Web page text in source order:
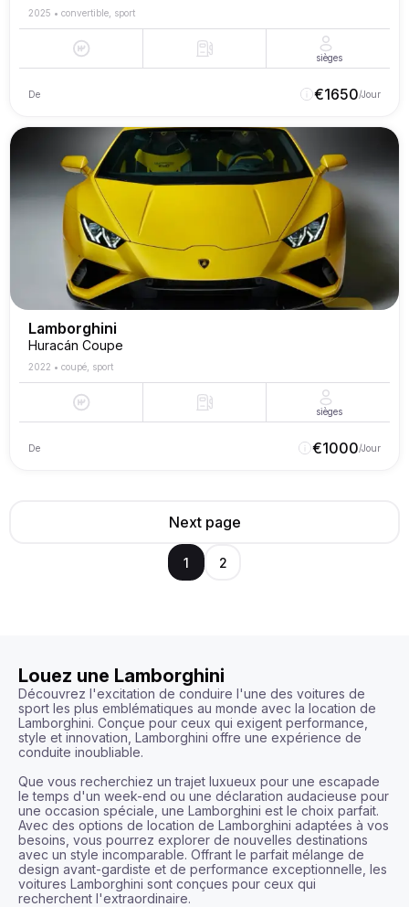
2025 • convertible, sport
sièges
De €1650/Jour
Lamborghini
Huracán Coupe
2022 • coupé, sport
sièges
De €1000/Jour
Next page
1 2
Louez une Lamborghini
Découvrez l'excitation de conduire l'une des voitures de
sport les plus emblématiques au monde avec la location de
Lamborghini. Conçue pour ceux qui exigent performance,
style et innovation, Lamborghini offre une expérience de
conduite inoubliable.
Que vous recherchiez un trajet luxueux pour une escapade
le temps d'un week-end ou une déclaration audacieuse pour
une occasion spéciale, une Lamborghini est le choix parfait.
Avec des options de location de Lamborghini adaptées à vos
besoins, vous pourrez explorer de nouvelles destinations
avec un style incomparable. Offrant le parfait mélange de
design avant-gardiste et de performance exceptionnelle, les
voitures Lamborghini sont conçues pour ceux qui
recherchent l'extraordinaire.